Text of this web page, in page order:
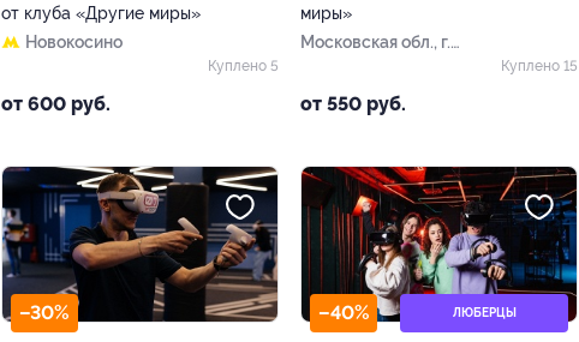
от клуба «Другие миры»
Новокосино
от 600 руб.
Куплено 5
миры»
Московская обл., г.
от 550 руб.
Куплено 15
–30% –40% ЛЮБЕРЦЫ